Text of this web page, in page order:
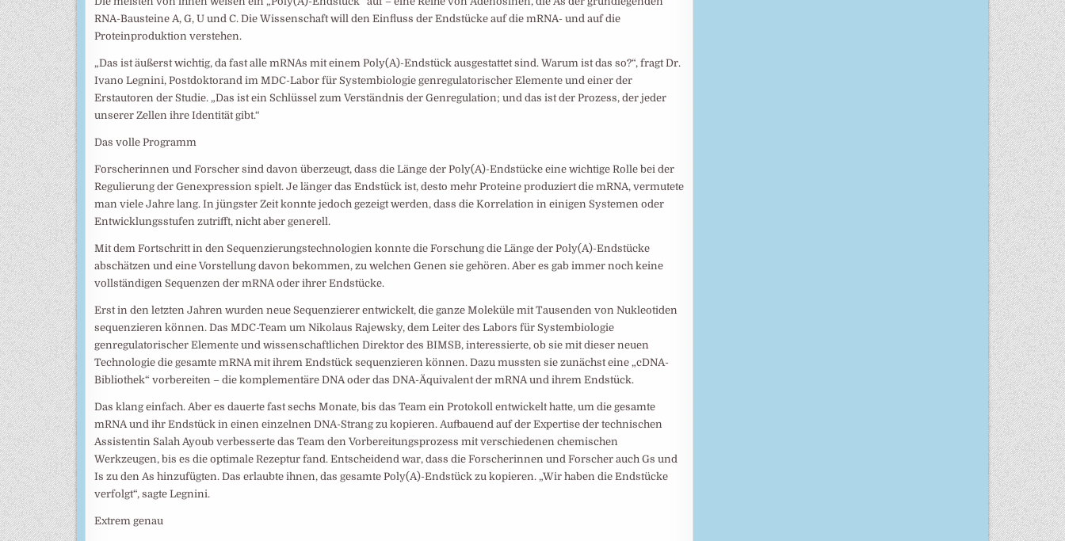
RNA-Bausteine A, G, U und C. Die Wissenschaft will den Einfluss der Endstücke auf die mRNA- und auf die
Proteinproduktion verstehen.
„Das ist äußerst wichtig, da fast alle mRNAs mit einem Poly(A)-Endstück ausgestattet sind. Warum ist das so?“, fragt Dr.
Ivano Legnini, Postdoktorand im MDC-Labor für Systembiologie genregulatorischer Elemente und einer der
Erstautoren der Studie. „Das ist ein Schlüssel zum Verständnis der Genregulation; und das ist der Prozess, der jeder
unserer Zellen ihre Identität gibt.“
Das volle Programm
Forscherinnen und Forscher sind davon überzeugt, dass die Länge der Poly(A)-Endstücke eine wichtige Rolle bei der
Regulierung der Genexpression spielt. Je länger das Endstück ist, desto mehr Proteine produziert die mRNA, vermutete
man viele Jahre lang. In jüngster Zeit konnte jedoch gezeigt werden, dass die Korrelation in einigen Systemen oder
Entwicklungsstufen zutrifft, nicht aber generell.
Mit dem Fortschritt in den Sequenzierungstechnologien konnte die Forschung die Länge der Poly(A)-Endstücke
abschätzen und eine Vorstellung davon bekommen, zu welchen Genen sie gehören. Aber es gab immer noch keine
vollständigen Sequenzen der mRNA oder ihrer Endstücke.
Erst in den letzten Jahren wurden neue Sequenzierer entwickelt, die ganze Moleküle mit Tausenden von Nukleotiden
sequenzieren können. Das MDC-Team um Nikolaus Rajewsky, dem Leiter des Labors für Systembiologie
genregulatorischer Elemente und wissenschaftlichen Direktor des BIMSB, interessierte, ob sie mit dieser neuen
Technologie die gesamte mRNA mit ihrem Endstück sequenzieren können. Dazu mussten sie zunächst eine „cDNA-
Bibliothek“ vorbereiten – die komplementäre DNA oder das DNA-Äquivalent der mRNA und ihrem Endstück.
Das klang einfach. Aber es dauerte fast sechs Monate, bis das Team ein Protokoll entwickelt hatte, um die gesamte
mRNA und ihr Endstück in einen einzelnen DNA-Strang zu kopieren. Aufbauend auf der Expertise der technischen
Assistentin Salah Ayoub verbesserte das Team den Vorbereitungsprozess mit verschiedenen chemischen
Werkzeugen, bis es die optimale Rezeptur fand. Entscheidend war, dass die Forscherinnen und Forscher auch Gs und
Is zu den As hinzufügten. Das erlaubte ihnen, das gesamte Poly(A)-Endstück zu kopieren. „Wir haben die Endstücke
verfolgt“, sagte Legnini.
Extrem genau